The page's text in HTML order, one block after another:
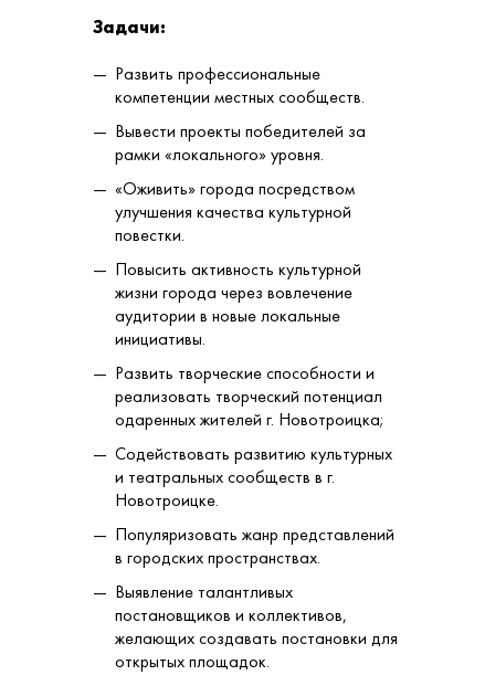
Задачи:
Развить профессиональные
компетенции местных сообществ.
Вывести проекты победителей за
рамки «локального» уровня.
«Оживить» города посредством
улучшения качества культурной
повестки.
Повысить активность культурной
жизни города через вовлечение
аудитории в новые локальные
инициативы.
Развить творческие способности и
реализовать творческий потенциал
одаренных жителей г. Новотроицка;
Содействовать развитию культурных
и театральных сообществ в г.
Новотроицке.
Популяризовать жанр представлений
в городских пространствах.
Выявление талантливых
постановщиков и коллективов,
желающих создавать постановки для
открытых площадок.